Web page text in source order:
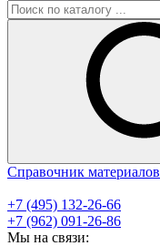
Справочник материалов
+7 (495) 132-26-66
+7 (962) 091-26-86
Мы на связи: